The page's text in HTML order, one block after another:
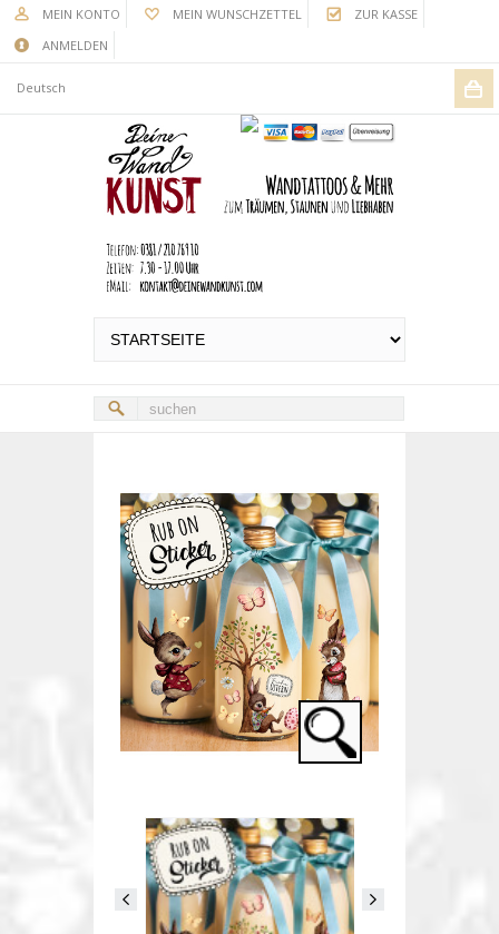
MEIN KONTO MEIN WUNSCHZETTEL
ZUR KASSE
ANMELDEN
Deutsch